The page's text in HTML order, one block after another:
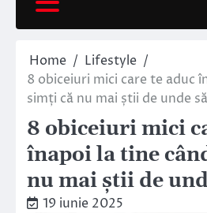
Home
Lifestyle
8 obiceiuri mici care te aduc
simți că nu mai știi de unde
8 obiceiuri mici
înapoi la tine
nu mai știi de
19 iunie 2025